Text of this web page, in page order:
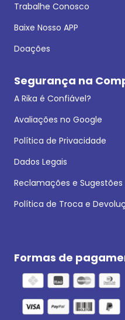
Trabalhe Conosco
Baixe Nosso APP
Doações
Segurança na
A Rika é Confiável?
Avaliações no Google
Política de Privacidade
Dados Legais
Reclamações e Sugestões
Política de Troca e
Formas de